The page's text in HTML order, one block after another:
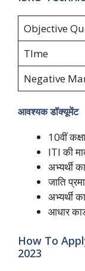
Objective
TIme
Negative
आवश्यक डॉक्यूमेंट
10वीं
ITI की
अभ्यर्थी
जाति
अभ्यर्थी
आधार
How To
2023